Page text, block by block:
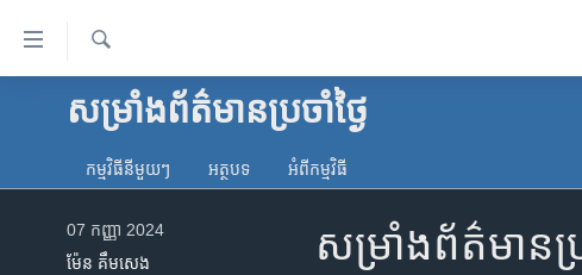
ទៅ​
គេហទំព័រ​
ទាក់ទង
និង​អាមេរិក
រក
សម្រាំងព័ត៌មានប្រចាំថ្ងៃ
កម្មវិធី​នីមួយៗ អត្ថបទ​ អំពី​កម្មវិធី​
សម្រាំង​ព័ត៌មាន​ប្
07 កញ្ញា 2024
ម៉ែន គឹមសេង